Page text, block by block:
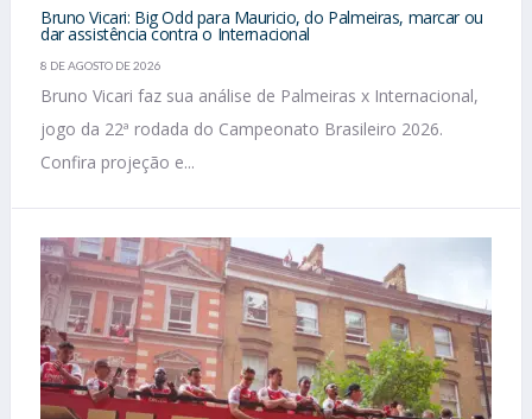
Bruno Vicari: Big Odd para Mauricio, do Palmeiras, marcar ou
dar assistência contra o Internacional
8 DE AGOSTO DE 2026
Bruno Vicari faz sua análise de Palmeiras x Internacional,
jogo da 22ª rodada do Campeonato Brasileiro 2026.
Confira projeção e...